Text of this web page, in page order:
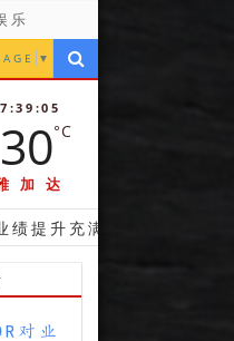
乐
▼
7:39:06
30°C
加达
心
对业